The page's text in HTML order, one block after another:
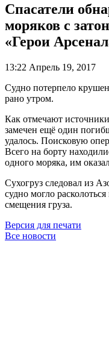
Спасатели
моряков с
«Герои
13:22 Апрель 19, 2017
Судно потерпело
рано утром.
Как отмечают
замечен ещё один
удалось. Поисковую
Всего на борту
одного моряка, им
Сухогруз следовал из
судно могло
смещения груза.
Версия для печати
Все новости